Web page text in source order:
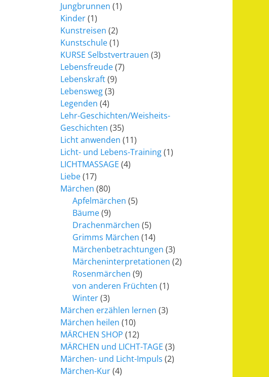
Jungbrunnen (1)
Kinder(1)
Kunstreisen (2)
Kunstschule(1)
KURSE Selbstvertrauen (3)
Lebensfreude(7)
Lebenskraft(9)
Lebensweg(3)
Legenden (4)
Lehr-Geschichten/Weisheits-
Geschichten (35)
Licht anwenden (11)
Licht- und Lebens-Training(1)
LICHTMASSAGE (4)
Liebe(17)
Märchen (80)
Apfelmärchen (5)
Bäume(9)
Drachenmärchen (5)
Grimms Märchen (14)
Märchenbetrachtungen (3)
Märcheninterpretationen (2)
Rosenmärchen (9)
von anderen Früchten (1)
Winter(3)
Märchen erzählen lernen (3)
Märchen heilen (10)
MÄRCHEN SHOP (12)
MÄRCHEN und LICHT-TAGE (3)
Märchen- und Licht-Impuls (2)
Märchen-Kur(4)